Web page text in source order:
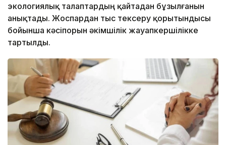
экологиялық талаптардың қайтадан бұзылғанын
анықтады. Жоспардан тыс тексеру қорытындысы
бойынша кәсіпорын әкімшілік жауапкершілікке
тартылды.